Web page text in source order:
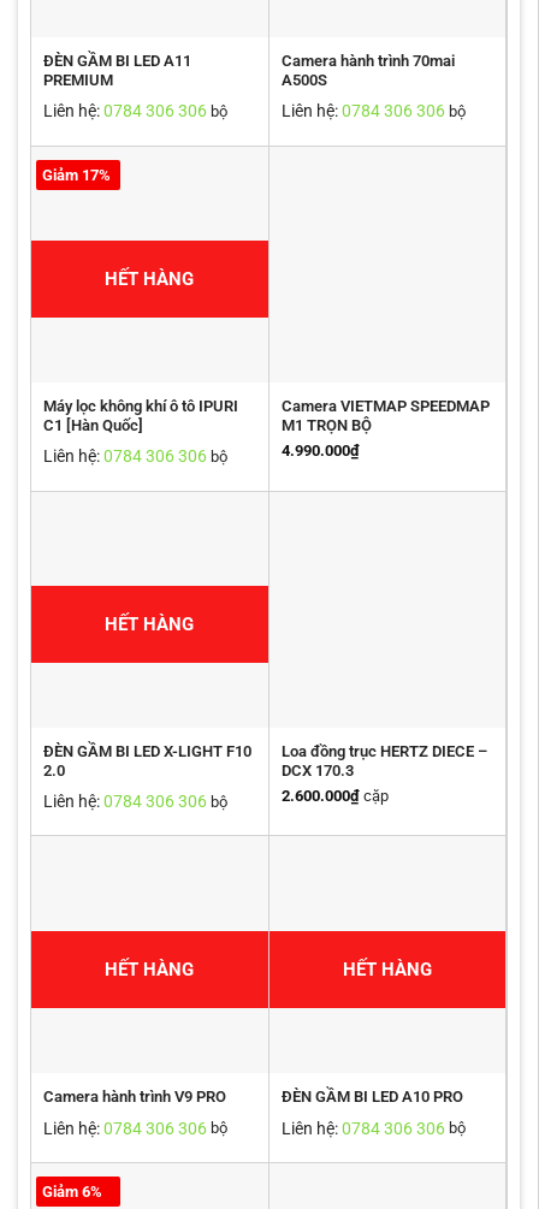
ĐÈN GẦM BI LED A11
PREMIUM
Liên hệ:0784 306 306 bộ
Camera hành trình 70mai
A500S
Liên hệ:0784 306 306bộ
Giảm 17%
HẾT HÀNG
Máy lọc không khí ô tô IPURI
C1 [Hàn Quốc]
Liên hệ:0784 306 306 bộ
Camera VIETMAP SPEEDMAP
M1 TRỌN BỘ
4.990.000₫
HẾT HÀNG
ĐÈN GẦM BI LED X-LIGHT F10
2.0
Liên hệ:0784 306 306 bộ
Loa đồng trục HERTZ DIECE –
DCX 170.3
2.600.000₫cặp
HẾT HÀNG
Camera hành trình V9 PRO
Liên hệ:0784 306 306 bộ
HẾT HÀNG
ĐÈN GẦM BI LED A10 PRO
Liên hệ:0784 306 306bộ
Giảm 6%